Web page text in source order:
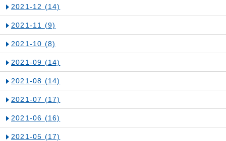
2021-12 (14)
2021-11 (9)
2021-10 (8)
2021-09 (14)
2021-08 (14)
2021-07 (17)
2021-06 (16)
2021-05 (17)